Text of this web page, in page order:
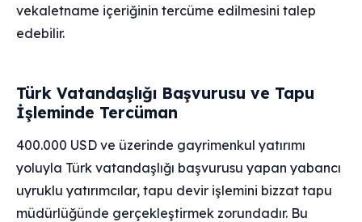
vekaletname içeriğinin tercüme edilmesini talep
edebilir.
Türk Vatandaşlığı Başvurusu ve Tapu
İşleminde Tercüman
400.000 USD ve üzerinde gayrimenkul yatırımı
yoluyla Türk vatandaşlığı başvurusu yapan yabancı
uyruklu yatırımcılar, tapu devir işlemini bizzat tapu
müdürlüğünde gerçekleştirmek zorundadır. Bu